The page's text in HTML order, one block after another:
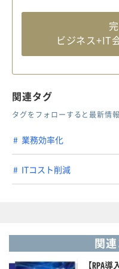
ビジネス+IT
関連タグ
タグをフォローすると最新情
業務効率化
ITコスト削減
関
【RPA